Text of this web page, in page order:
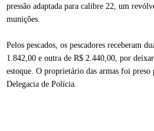
pressão adaptada para calibre 22, um
munições.
Pelos pescados, os pescadores receberam
1.842,00 e outra de R$ 2.440,00, por
estoque. O proprietário das armas foi preso
Delegacia de Polícia.